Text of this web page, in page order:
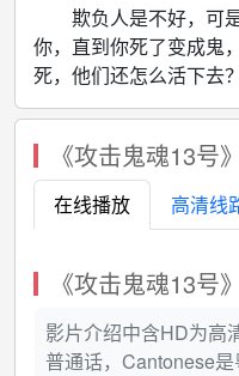
欺负人是不好，可是
你，直到你死了变成
死，他们还怎么活下去？
《攻击鬼魂13号
在线播放 高清线
《攻击鬼魂13号
影片介绍中含HD为高
普通话，Cantonese是